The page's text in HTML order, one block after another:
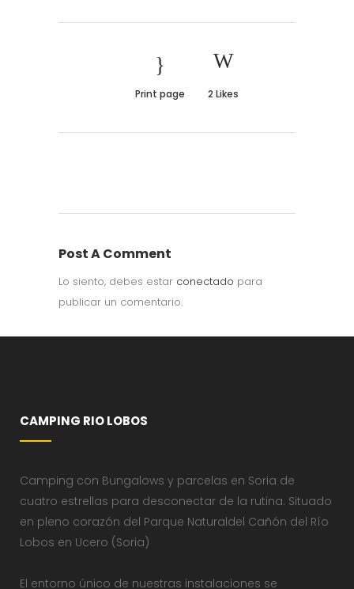
Print page 2 Likes
Post A Comment
Lo siento, debes estar conectado para
publicar un comentario.
CAMPING RIO LOBOS
Camping con Bungalows y parcelas en Soria de
cuatro estrellas para desconectar de la rutina. Situado
en pleno corazón del Parque Naturaldel Cañón del Río
Lobos en Ucero (Soria)
El entorno único de nuestras instalaciones se